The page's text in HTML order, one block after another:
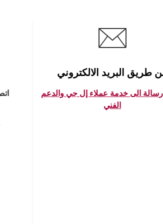
طريق البريد الالكتروني
الى خدمة عملاء إل جي والدعم
الفني